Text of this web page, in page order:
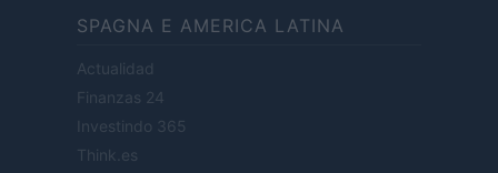
SPAGNA E AMERICA LATINA
Actualidad
Finanzas 24
Investindo 365
Think.es